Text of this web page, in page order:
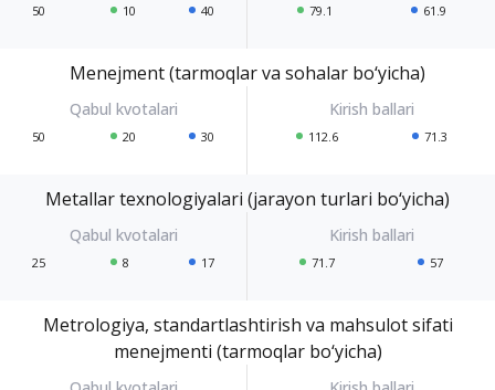
50 10 40 79.1 61.9
Menejment (tarmoqlar va sohalar bo‘yicha)
50 20 30 112.6 71.3
Metallar texnologiyalari (jarayon turlari bo‘yicha)
25 8 17 71.7 57
Metrologiya, standartlashtirish va mahsulot sifati
menejmenti (tarmoqlar bo‘yicha)